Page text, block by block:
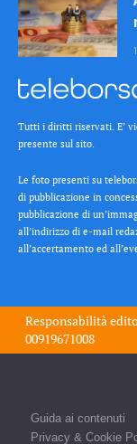
Tutti i diritti riservati. E’
presente sul sito.
Le foto presenti su
di pubblicazione in
pubblicazione di
all’indirizzo di e-mail
all’accertamento ed
Responsabilità
00919671008
Guida ai contenuti
Privacy & Cookie